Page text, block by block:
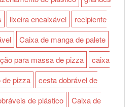
lixeira encaixável
recipiente
Caixa de manga de palete
para massa de pizza
caixa
de pizza
cesta dobrável de
de plástico
Caixa de